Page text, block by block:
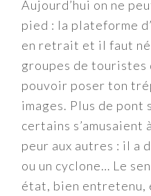
Aujourd’hui on ne
pied : la plateforme
en retrait et il faut
groupes de touristes
pouvoir poser ton
images. Plus de pont
certains s’amusaient
peur aux autres : il a
ou un cyclone… Le
état, bien entretenu,